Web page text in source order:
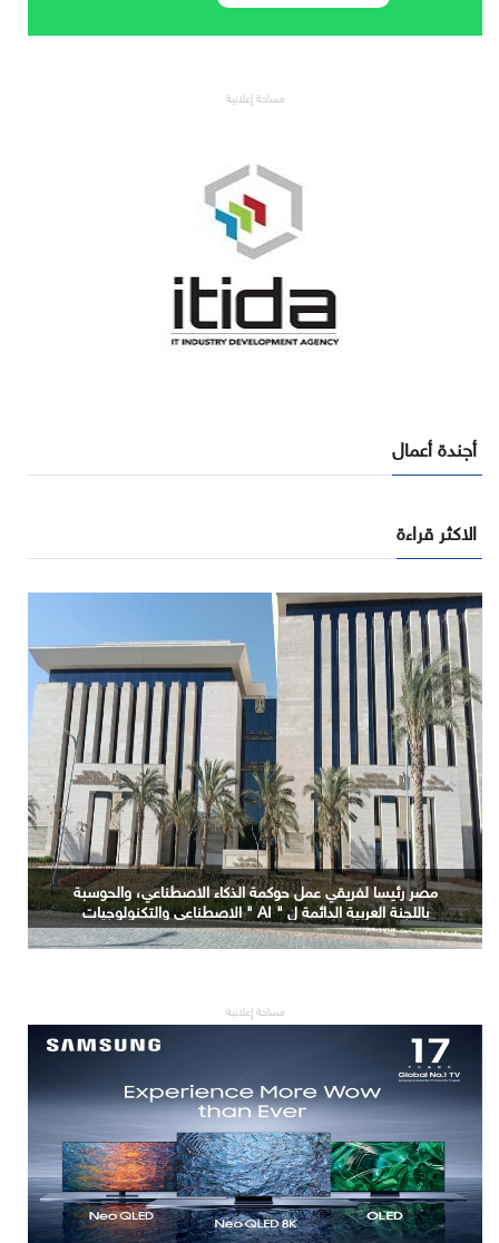
مساحة إعلانية
أجندة أعمال
الاكثر قراءة
التعليم العالي: جامعة الدلتا التكنولوجية تحصد المركز الأول
في المؤتمر العلمي الدولي السادس للاتصالات بمشروع
يوظف الذكاء الاصطناعي لتطوير صناعة الكتان
مساحة إعلانية